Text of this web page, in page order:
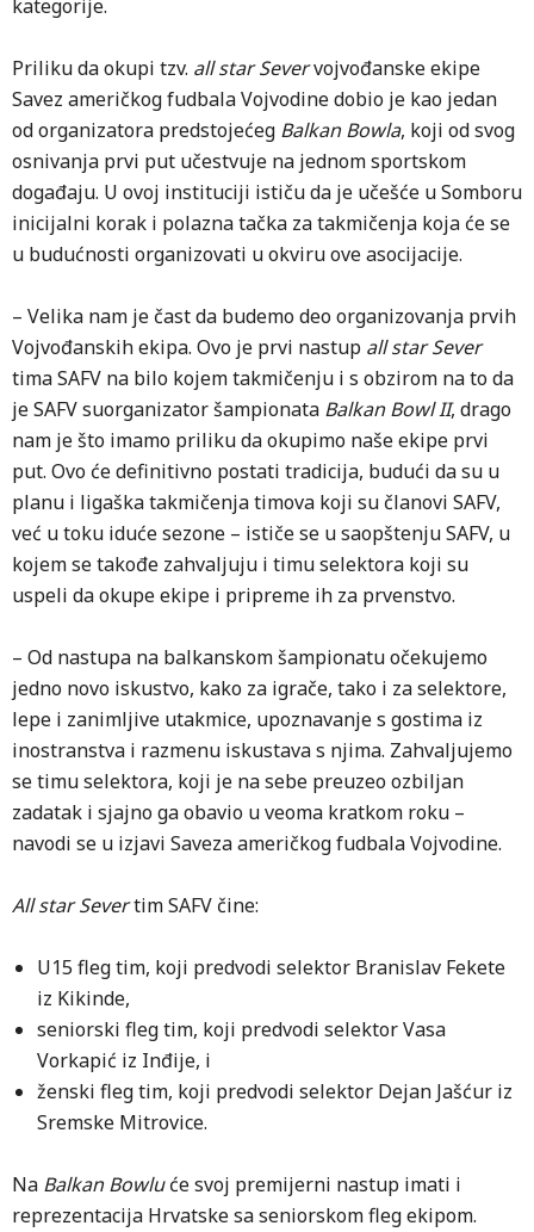
kategorije.
Priliku da okupi tzv. all star Severvojvođanske ekipe
Savez američkog fudbala Vojvodine dobio je kao jedan
od organizatora predstojećeg Balkan Bowla, koji od svog
osnivanja prvi put učestvuje na jednom sportskom
događaju. U ovoj instituciji ističu da je učešće u Somboru
inicijalni korak i polazna tačka za takmičenja koja će se
u budućnosti organizovati u okviru ove asocijacije.
– Velika nam je čast da budemo deo organizovanja prvih
Vojvođanskih ekipa. Ovo je prvi nastup all star Sever
tima SAFV na bilo kojem takmičenju i s obzirom na to da
je SAFV suorganizator šampionata Balkan Bowl II, drago
nam je što imamo priliku da okupimo naše ekipe prvi
put. Ovo će definitivno postati tradicija, budući da su u
planu i ligaška takmičenja timova koji su članovi SAFV,
već u toku iduće sezone – ističe se u saopštenju SAFV, u
kojem se takođe zahvaljuju i timu selektora koji su
uspeli da okupe ekipe i pripreme ih za prvenstvo.
– Od nastupa na balkanskom šampionatu očekujemo
jedno novo iskustvo, kako za igrače, tako i za selektore,
lepe i zanimljive utakmice, upoznavanje s gostima iz
inostranstva i razmenu iskustava s njima. Zahvaljujemo
se timu selektora, koji je na sebe preuzeo ozbiljan
zadatak i sjajno ga obavio u veoma kratkom roku –
navodi se u izjavi Saveza američkog fudbala Vojvodine.
All star Severtim SAFV čine:
U15 fleg tim, koji predvodi selektor Branislav Fekete
iz Kikinde,
seniorski fleg tim, koji predvodi selektor Vasa
Vorkapić iz Inđije, i
ženski fleg tim, koji predvodi selektor Dejan Jašćur iz
Sremske Mitrovice.
Na Balkan Bowluće svoj premijerni nastup imati i
reprezentacija Hrvatske sa seniorskom fleg ekipom.